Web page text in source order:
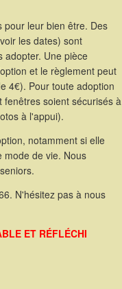
pour leur bien être. Des
les dates) sont
adopter. Une pièce
et le règlement peut
4€). Pour toute adoption
soient sécurisés à
à l'appui).
notamment si elle
mode de vie. Nous
N'hésitez pas à nous
ET RÉFLÉCHI